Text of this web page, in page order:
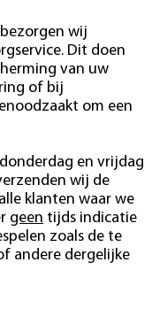
wij
Dit doen
van uw
of bij
om een
en vrijdag
wij de
klanten waar we
geen tijds indicatie
zoals de te
andere dergelijke